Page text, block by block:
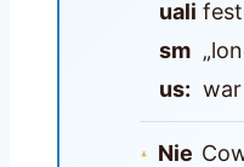
uali
sm
us:
Nie